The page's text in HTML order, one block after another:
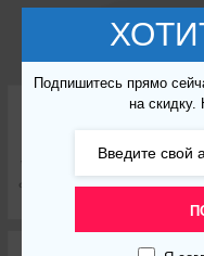
Подпишитесь прямо
на скидку.